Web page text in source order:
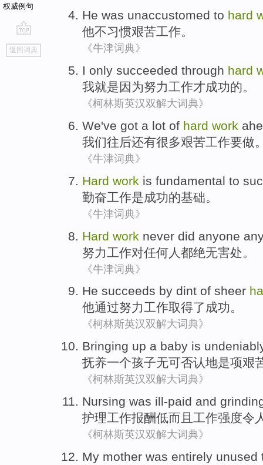
权威例句
go
top
返回词典
He was unaccustomed to hard
他不习惯艰苦工作。
《牛津词典》
I only succeeded through hard
我就是因为努力工作才成功的。
《柯林斯英汉双解大词典》
We've got a lot of hard work
我们往后还有很多艰苦工作要做
《牛津词典》
Hard work is fundamental to
勤奋工作是成功的基础。
《牛津词典》
Hard work never did anyone
努力工作对任何人 都绝无害处 。
《牛津词典》
He succeeds by dint of sheer
他通过努力工作取得了成功。
《柯林斯英汉双解大词典》
Bringing up a baby is
抚养一个孩子无可否认地是项艰
《柯林斯英汉双解大词典》
Nursing was ill-paid and
护理工作报酬低而且 工作强度令
《柯林斯英汉双解大词典》
My mother was entirely unused